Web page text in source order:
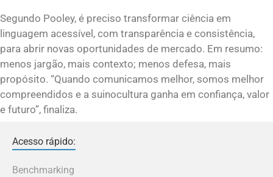
Segundo Pooley, é preciso transformar ciência em
linguagem acessível, com transparência e consistência,
para abrir novas oportunidades de mercado. Em resumo:
menos jargão, mais contexto; menos defesa, mais
propósito. “Quando comunicamos melhor, somos melhor
compreendidos e a suinocultura ganha em confiança, valor
e futuro”, finaliza.
Acesso rápido:
Benchmarking